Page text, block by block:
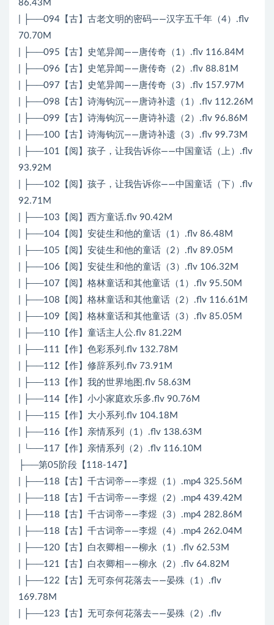
86.43M
| ├──094【古】古老文明的密码——汉字五千年（4）.flv
70.70M
| ├──095【古】史笔异闻——唐传奇（1）.flv 116.84M
| ├──096【古】史笔异闻——唐传奇（2）.flv 88.81M
| ├──097【古】史笔异闻——唐传奇（3）.flv 157.97M
| ├──098【古】诗海钩沉——唐诗补遗（1）.flv 112.26M
| ├──099【古】诗海钩沉——唐诗补遗（2）.flv 96.86M
| ├──100【古】诗海钩沉——唐诗补遗（3）.flv 99.73M
| ├──101【阅】孩子，让我告诉你——中国童话（上）.flv
93.92M
| ├──102【阅】孩子，让我告诉你——中国童话（下）.flv
92.71M
| ├──103【阅】西方童话.flv 90.42M
| ├──104【阅】安徒生和他的童话（1）.flv 86.48M
| ├──105【阅】安徒生和他的童话（2）.flv 89.05M
| ├──106【阅】安徒生和他的童话（3）.flv 106.32M
| ├──107【阅】格林童话和其他童话（1）.flv 95.50M
| ├──108【阅】格林童话和其他童话（2）.flv 116.61M
| ├──109【阅】格林童话和其他童话（3）.flv 85.05M
| ├──110【作】童话主人公.flv 81.22M
| ├──111【作】色彩系列.flv 132.78M
| ├──112【作】修辞系列.flv 73.91M
| ├──113【作】我的世界地图.flv 58.63M
| ├──114【作】小小家庭欢乐多.flv 90.76M
| ├──115【作】大小系列.flv 104.18M
| ├──116【作】亲情系列（1）.flv 138.63M
| └──117【作】亲情系列（2）.flv 116.10M
├──第05阶段【118-147】
| ├──118【古】千古词帝——李煜（1）.mp4 325.56M
| ├──118【古】千古词帝——李煜（2）.mp4 439.42M
| ├──118【古】千古词帝——李煜（3）.mp4 282.86M
| ├──118【古】千古词帝——李煜（4）.mp4 262.04M
| ├──120【古】白衣卿相——柳永（1）.flv 62.53M
| ├──121【古】白衣卿相——柳永（2）.flv 64.82M
| ├──122【古】无可奈何花落去——晏殊（1）.flv
169.78M
| ├──123【古】无可奈何花落去——晏殊（2）.flv